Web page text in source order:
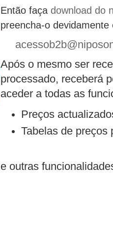
Então faça download do
preencha-o devidamente
Após o mesmo ser
processado, receberá
aceder a todas as
Preços
Tabelas de
e outras